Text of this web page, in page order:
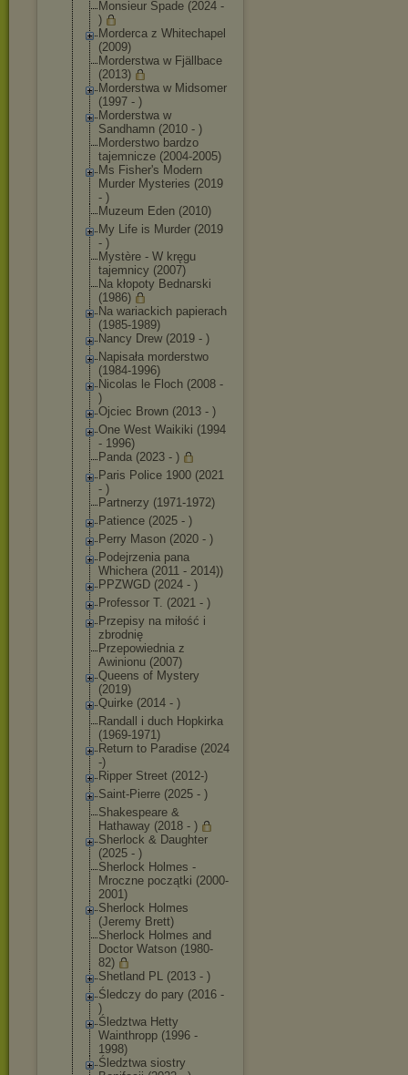
Monsieur Spade (2024 -
)
Morderca z Whitechapel
(2009)
Morderstwa w Fjällbace
(2013)
Morderstwa w Midsomer
(1997 - )
Morderstwa w
Sandhamn (2010 - )
Morderstwo bardzo
tajemnicze (2004-2005)
Ms Fisher's Modern
Murder Mysteries (2019
- )
Muzeum Eden (2010)
My Life is Murder (2019
- )
Mystère - W kręgu
tajemnicy (2007)
Na kłopoty Bednarski
(1986)
Na wariackich papierach
(1985-1989)
Nancy Drew (2019 - )
Napisała morderstwo
(1984-1996)
Nicolas le Floch (2008 -
)
Ojciec Brown (2013 - )
One West Waikiki (1994
- 1996)
Panda (2023 - )
Paris Police 1900 (2021
- )
Partnerzy (1971-1972)
Patience (2025 - )
Perry Mason (2020 - )
Podejrzenia pana
Whichera (2011 - 2014))
PPZWGD (2024 - )
Professor T. (2021 - )
Przepisy na miłość i
zbrodnię
Przepowiednia z
Awinionu (2007)
Queens of Mystery
(2019)
Quirke (2014 - )
Randall i duch Hopkirka
(1969-1971)
Return to Paradise (2024
-)
Ripper Street (2012-)
Saint-Pierre (2025 - )
Shakespeare &
Hathaway (2018 - )
Sherlock & Daughter
(2025 - )
Sherlock Holmes -
Mroczne początki (2000-
2001)
Sherlock Holmes
(Jeremy Brett)
Sherlock Holmes and
Doctor Watson (1980-
82)
Shetland PL (2013 - )
Śledczy do pary (2016 -
)
Śledztwa Hetty
Wainthropp (1996 -
1998)
Śledztwa siostry